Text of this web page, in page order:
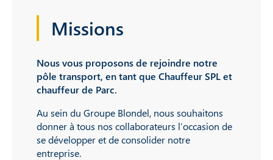
Missions
Nous vous proposons de rejoindre notre
pôle transport, en tant que Chauffeur SPL et
chauffeur de Parc.
Au sein du Groupe Blondel, nous souhaitons
donner à tous nos collaborateurs l’occasion de
se développer et de consolider notre
entreprise.